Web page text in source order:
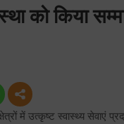
को किया
में उत्कृष्ट स्वास्थ्य सेवाएं